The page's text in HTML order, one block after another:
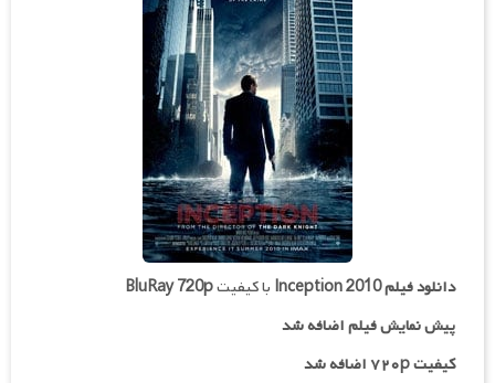
دانلود فیلمInception 2010 با کیفیتBluRay 720p
پیش نمایش فیلم اضافه شد
کیفیت ۷۲۰p اضافه شد